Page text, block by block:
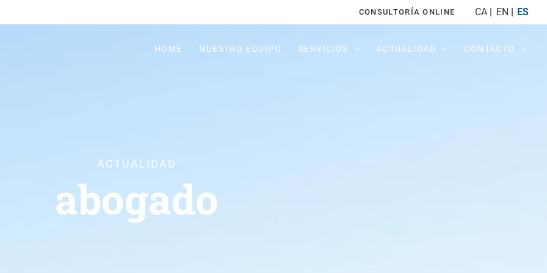
CONSULTORÍA ONLINE CA EN ES
HOME NUESTRO EQUIPO SERVICIOS ACTUALIDAD CONTACTO
ACTUALIDAD
abogado